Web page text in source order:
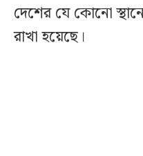
দেশের যে কোনো
রাখা হয়েছে।